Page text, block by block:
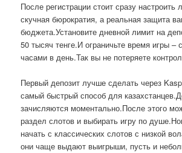
После регистрации стоит сразу настроить
скучная бюрократия, а реальная защита
бюджета.Установите дневной лимит на
50 тысяч тенге.И ограничьте время игры
часами в день.Так вы не потеряете
Первый депозит лучше сделать через
самый быстрый способ для
зачисляются моментально.После этого
раздел слотов и выбирать игру по
начать с классических слотов с низкой
они чаще выдают выигрыши, пусть и